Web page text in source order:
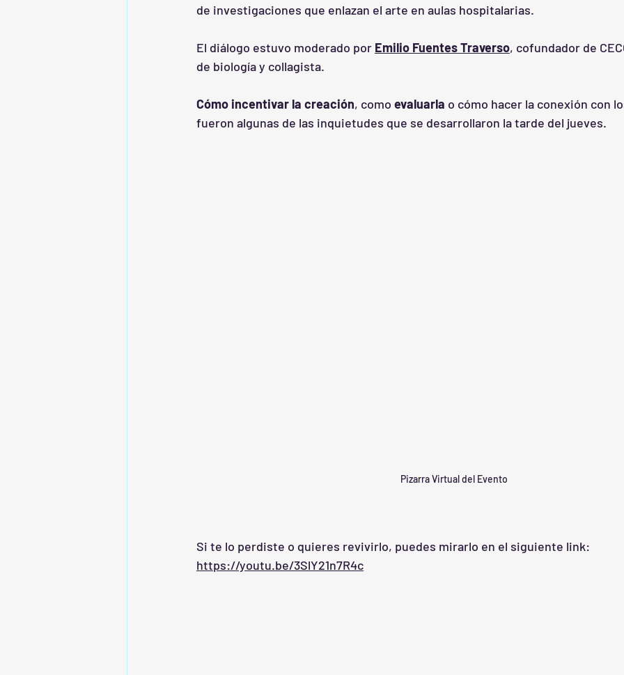
de investigaciones que enlazan el arte en aulas hospitalarias.
El diálogo estuvo moderado por Emilio Fuentes Traverso, cofundador de
de biología y collagista.
Cómo incentivar la creación, como evaluarla o cómo hacer la conexión con
fueron algunas de las inquietudes que se desarrollaron la tarde del jueves.
Pizarra Virtual del Evento
Si te lo perdiste o quieres revivirlo, puedes mirarlo en el siguiente link:
https://youtu.be/3SlY21n7R4c